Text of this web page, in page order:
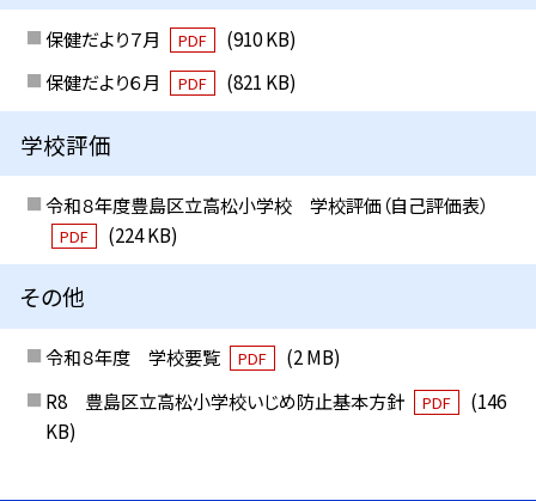
保健だより７月 PDF
(910 KB)
保健だより６月
PDF (821 KB)
学校評価
令和８年度豊島区立高松小学校 学校評価（自己評価表）
PDF (224 KB)
その他
令和８年度 学校要覧 PDF
(2 MB)
R8 豊島区立高松小学校いじめ防止基本方針
PDF
(146
KB)